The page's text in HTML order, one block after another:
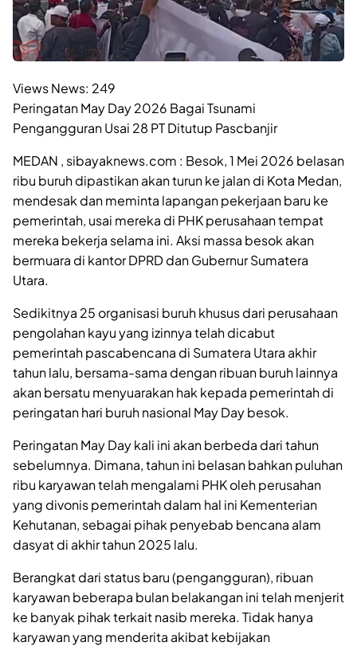
Views News: 249
Peringatan May Day 2026 Bagai Tsunami
Pengangguran Usai 28 PT Ditutup Pascbanjir
MEDAN , sibayaknews.com : Besok, 1 Mei 2026 belasan
ribu buruh dipastikan akan turun ke jalan di Kota Medan,
mendesak dan meminta lapangan pekerjaan baru ke
pemerintah, usai mereka di PHK perusahaan tempat
mereka bekerja selama ini. Aksi massa besok akan
bermuara di kantor DPRD dan Gubernur Sumatera
Utara.
Sedikitnya 25 organisasi buruh khusus dari perusahaan
pengolahan kayu yang izinnya telah dicabut
pemerintah pascabencana di Sumatera Utara akhir
tahun lalu, bersama-sama dengan ribuan buruh lainnya
akan bersatu menyuarakan hak kepada pemerintah di
peringatan hari buruh nasional May Day besok.
Peringatan May Day kali ini akan berbeda dari tahun
sebelumnya. Dimana, tahun ini belasan bahkan puluhan
ribu karyawan telah mengalami PHK oleh perusahan
yang divonis pemerintah dalam hal ini Kementerian
Kehutanan, sebagai pihak penyebab bencana alam
dasyat di akhir tahun 2025 lalu.
Berangkat dari status baru (pengangguran), ribuan
karyawan beberapa bulan belakangan ini telah menjerit
ke banyak pihak terkait nasib mereka. Tidak hanya
karyawan yang menderita akibat kebijakan